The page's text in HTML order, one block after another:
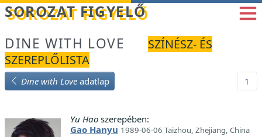
Betöltés...
SOROZAT FIGYELŐ
DINE WITH LOVE
SZÍNÉSZ- ÉS
SZEREPLŐLISTA
Dine with Love adatlap 1
Yu Hao szerepében:
Gao Hanyu 1989-06-06 Taizhou, Zhejiang, China